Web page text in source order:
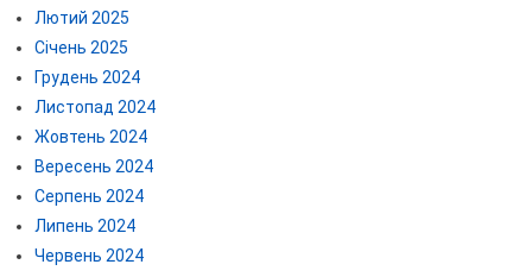
Лютий 2025
Січень 2025
Грудень 2024
Листопад 2024
Жовтень 2024
Вересень 2024
Серпень 2024
Липень 2024
Червень 2024